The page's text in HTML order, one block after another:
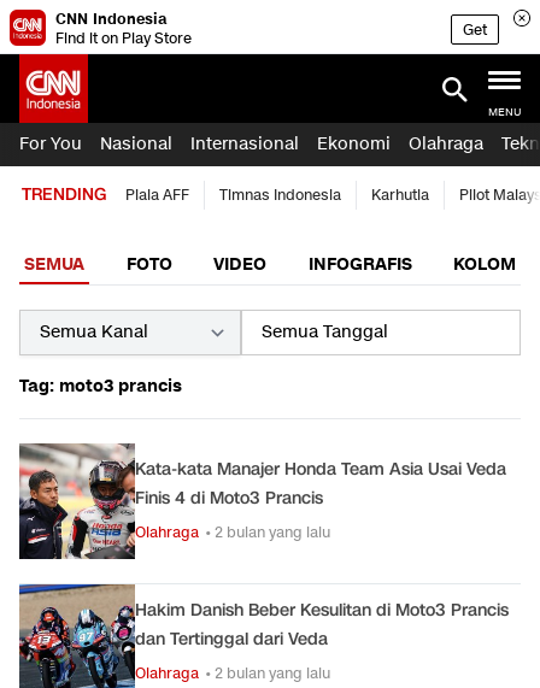
CNN Indonesia
Find it on Play Store
Get
MENU
For You Nasional Internasional Ekonomi Olahraga
TRENDING Piala AFF Timnas Indonesia Karhutla Pilot
SEMUA FOTO VIDEO INFOGRAFIS KOLOM
Tag: moto3 prancis
Kata-kata Manajer Honda Team Asia Usai Veda
Finis 4 di Moto3 Prancis
Olahraga • 2 bulan yang lalu
Hakim Danish Beber Kesulitan di Moto3 Prancis
dan Tertinggal dari Veda
Olahraga • 2 bulan yang lalu